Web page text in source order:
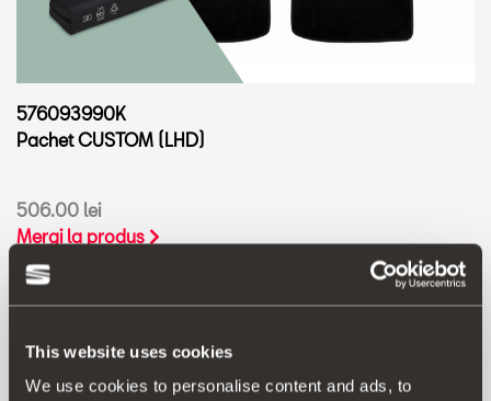
This website uses cookies
We use cookies to personalise content and ads, to
576093990K
Pachet CUSTOM (LHD)
506.00 lei
Mergi la produs